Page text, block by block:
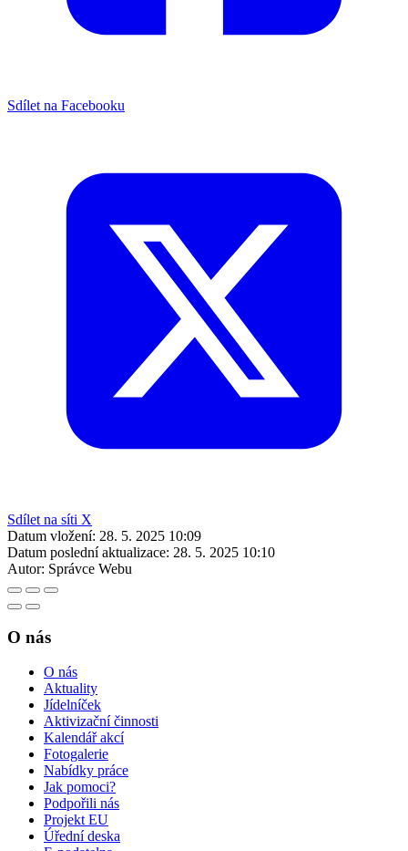
Sdílet na Facebooku
Sdílet na síti X
Datum vložení: 28. 5. 2025 10:09
Datum poslední aktualizace: 28. 5. 2025 10:10
Autor: Správce Webu
O nás
O nás
Aktuality
Jídelníček
Aktivizační činnosti
Kalendář akcí
Fotogalerie
Nabídky práce
Jak pomoci?
Podpořili nás
Projekt EU
Úřední deska